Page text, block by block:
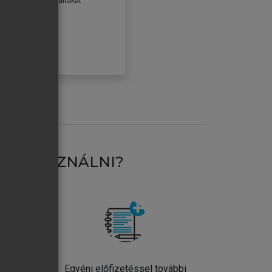
HASZNÁLNI?
Egyéni előfizetéssel további